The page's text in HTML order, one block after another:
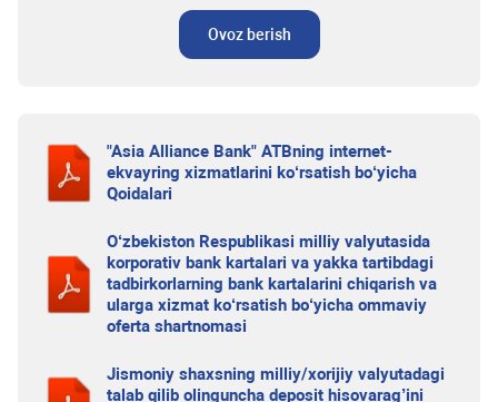
Ovoz berish
"Asia Alliance Bank" ATBning internet-
ekvayring xizmatlarini ko‘rsatish bo‘yicha
Qoidalari
O‘zbekiston Respublikasi milliy valyutasida
korporativ bank kartalari va yakka tartibdagi
tadbirkorlarning bank kartalarini chiqarish va
ularga xizmat ko‘rsatish bo‘yicha ommaviy
oferta shartnomasi
Jismoniy shaxsning milliy/xorijiy valyutadagi
talab qilib olinguncha deposit hisovarag’ini